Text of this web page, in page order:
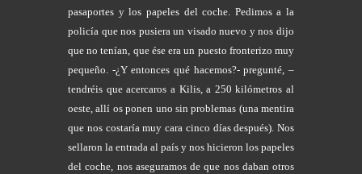
pasaportes y los papeles del coche. Pedimos a la
policía que nos pusiera un visado nuevo y nos dijo
que no tenían, que ése era un puesto fronterizo muy
pequeño. -¿Y entonces qué hacemos?- pregunté, –
tendréis que acercaros a Kilis, a 250 kilómetros al
oeste, allí os ponen uno sin problemas (una mentira
que nos costaría muy cara cinco días después). Nos
sellaron la entrada al país y nos hicieron los papeles
del coche, nos aseguramos de que nos daban otros